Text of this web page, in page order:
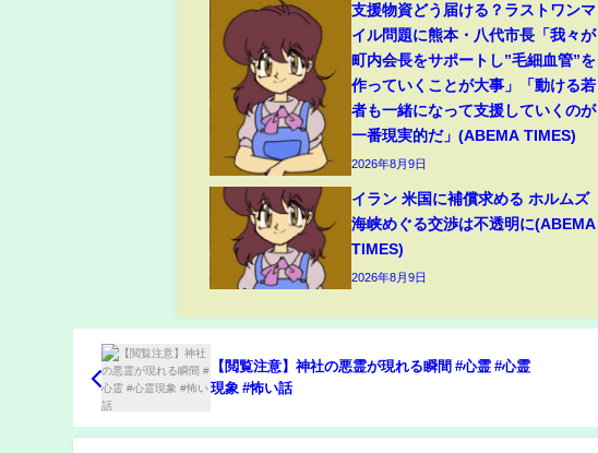
支援物資どう届ける？ラストワンマ
イル問題に熊本・八代市長「我々が
町内会長をサポートし”毛細血管”を
作っていくことが大事」「動ける若
者も一緒になって支援していくのが
一番現実的だ」(ABEMA TIMES)
2026年8月9日
イラン 米国に補償求める ホルムズ
海峡めぐる交渉は不透明に(ABEMA
TIMES)
2026年8月9日
【閲覧注意】神社の悪霊が現れる瞬間 #心霊 #心霊
現象 #怖い話